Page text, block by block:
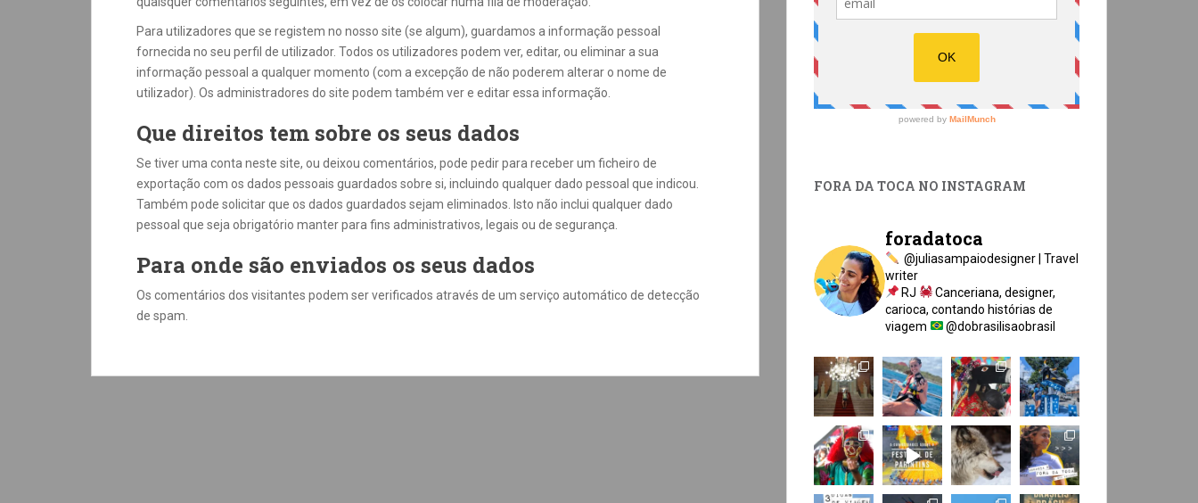
Para utilizadores que se registem no nosso site (se algum), guardamos a informação pessoal
fornecida no seu perfil de utilizador. Todos os utilizadores podem ver, editar, ou eliminar a sua
informação pessoal a qualquer momento (com a excepção de não poderem alterar o nome de
utilizador). Os administradores do site podem também ver e editar essa informação.
Que direitos tem sobre os seus dados
Se tiver uma conta neste site, ou deixou comentários, pode pedir para receber um ficheiro de
exportação com os dados pessoais guardados sobre si, incluindo qualquer dado pessoal que indicou.
Também pode solicitar que os dados guardados sejam eliminados. Isto não inclui qualquer dado
pessoal que seja obrigatório manter para fins administrativos, legais ou de segurança.
Para onde são enviados os seus dados
Os comentários dos visitantes podem ser verificados através de um serviço automático de detecção
de spam.
FORA DA TOCA NO INSTAGRAM
foradatoca
@juliasampaiodesigner | Travel
writer
RJ
Canceriana, designer,
carioca, contando histórias de
viagem
@dobrasilisaobrasil